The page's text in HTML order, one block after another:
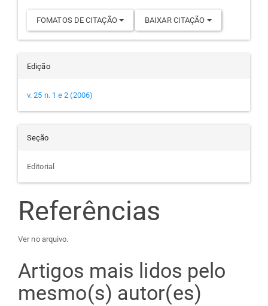
FOMATOS DE CITAÇÃO BAIXAR CITAÇÃO
Edição
v. 25 n. 1 e 2 (2006)
Seção
Editorial
Referências
Ver no arquivo.
Artigos mais lidos pelo
mesmo(s) autor(es)